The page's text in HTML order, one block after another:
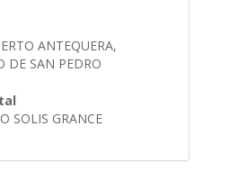
ANTEQUERA,
DE SAN PEDRO
SOLIS GRANCE